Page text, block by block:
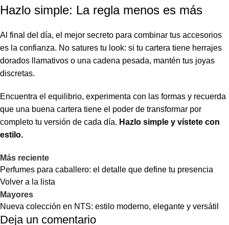
Hazlo simple: La regla menos es más
Al final del día, el mejor secreto para combinar tus accesorios
es la confianza. No satures tu look: si tu cartera tiene herrajes
dorados llamativos o una cadena pesada, mantén tus joyas
discretas.
Encuentra el equilibrio, experimenta con las formas y recuerda
que una buena cartera tiene el poder de transformar por
completo tu versión de cada día. Hazlo simple y vístete con
estilo.
Más reciente
Perfumes para caballero: el detalle que define tu presencia
Volver a la lista
Mayores
Nueva colección en NTS: estilo moderno, elegante y versátil
Deja un comentario